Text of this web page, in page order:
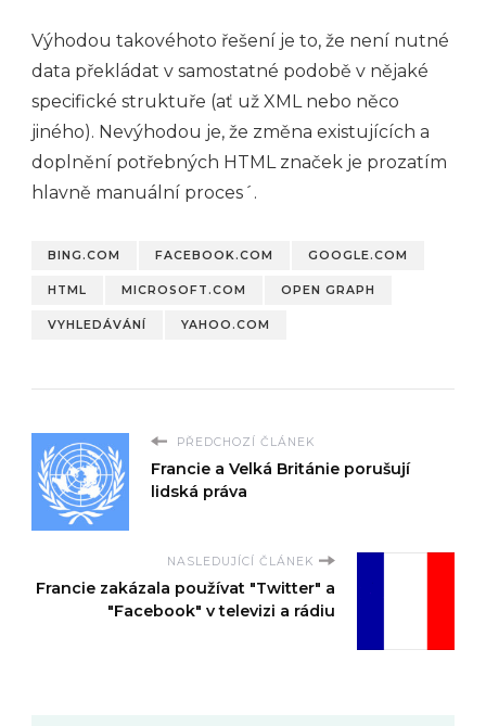
Výhodou takovéhoto řešení je to, že není nutné
data překládat v samostatné podobě v nějaké
specifické struktuře (ať už XML nebo něco
jiného). Nevýhodou je, že změna existujících a
doplnění potřebných HTML značek je prozatím
hlavně manuální proces´.
BING.COM FACEBOOK.COM GOOGLE.COM
HTML MICROSOFT.COM OPEN GRAPH
VYHLEDÁVÁNÍ YAHOO.COM
PŘEDCHOZÍ ČLÁNEK
Francie a Velká Británie porušují
lidská práva
NASLEDUJÍCÍ ČLÁNEK
Francie zakázala používat "Twitter" a
"Facebook" v televizi a rádiu